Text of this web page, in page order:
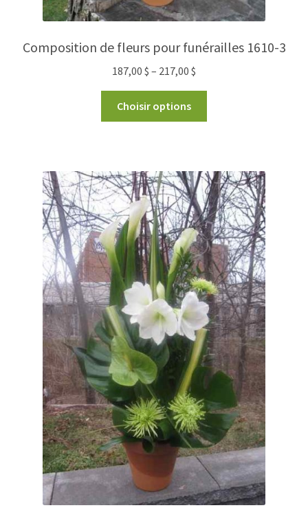
Composition de fleurs pour funérailles 1610-3
187,00 $ – 217,00 $
Choisir options